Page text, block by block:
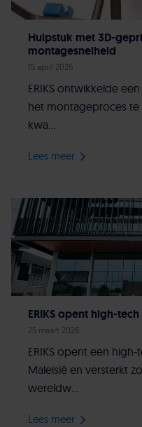
Hulpstuk met 3D-
montagesnelheid
15 april 2026
ERIKS ontwikkelde
het montageproces
kwa...
Lees meer
ERIKS opent high-
25 maart 2026
ERIKS opent een
Maleisië en versterkt
wereldw...
Lees meer